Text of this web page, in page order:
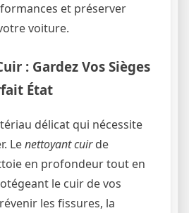
et préserver
voiture.
: Gardez Vos Sièges
État
délicat qui nécessite
Lenettoyant cuirde
en profondeur tout en
le cuir de vos
les fissures, la